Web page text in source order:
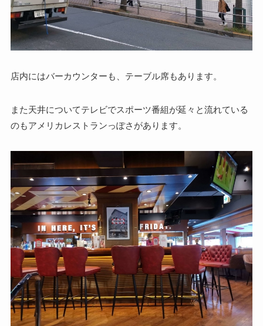
店内にはバーカウンターも、テーブル席もあります。
また天井についてテレビでスポーツ番組が延々と流れている
のもアメリカレストランっぽさがあります。